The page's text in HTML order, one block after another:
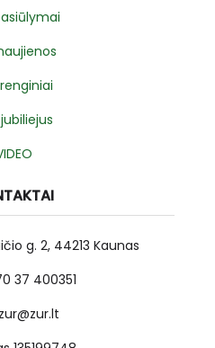
renginiai
jubiliejus
g. 2, 44213 Kaunas
37 400351